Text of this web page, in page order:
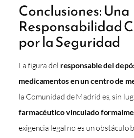
Conclusiones: Una
Responsabilidad
por la Seguridad
La figura del responsable del
medicamentos en un centro de
la Comunidad de Madrid es, sin
farmacéutico vinculado
exigencia legal no es un obstáculo